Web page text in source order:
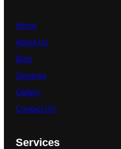
Home
About Us
Blog
Services
Gallery
Contact US
Services